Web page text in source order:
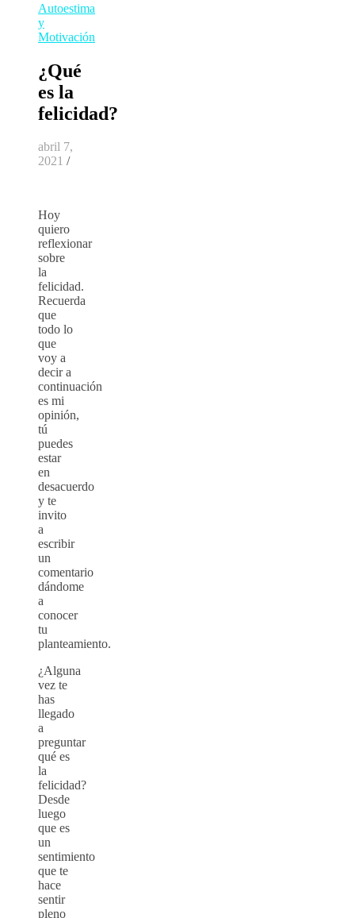
Autoestima
y
Motivación
¿Qué
es la
felicidad?
abril 7,
2021 /
Hoy
quiero
reflexionar
sobre
la
felicidad.
Recuerda
que
todo lo
que
voy a
decir a
continuación
es mi
opinión,
tú
puedes
estar
en
desacuerdo
y te
invito
a
escribir
un
comentario
dándome
a
conocer
tu
planteamiento.
¿Alguna
vez te
has
llegado
a
preguntar
qué es
la
felicidad?
Desde
luego
que es
un
sentimiento
que te
hace
sentir
pleno